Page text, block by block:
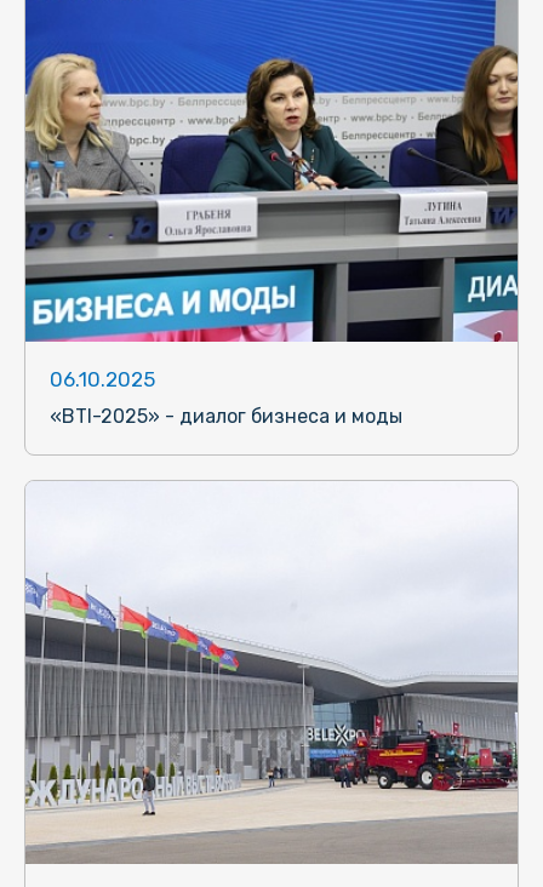
06.10.2025
«BTI-2025» - диалог бизнеса и моды